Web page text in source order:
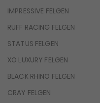
IMPRESSIVE FELGEN
RUFF RACING FELGEN
STATUS FELGEN
XO LUXURY FELGEN
BLACK RHINO FELGEN
CRAY FELGEN